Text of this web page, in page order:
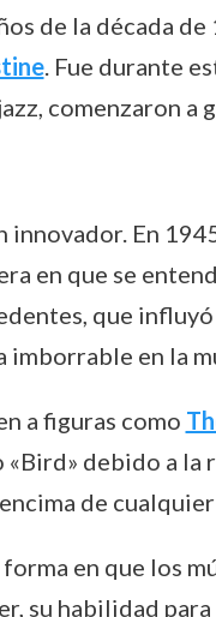
de la década
. Fue durante
comenzaron a
innovador. En
en que se
que
en la
a figuras como
debido a la
de
en que los
su habilidad